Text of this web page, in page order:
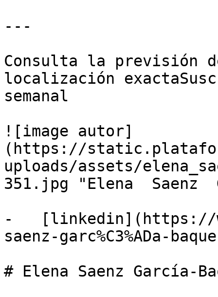
---
Consulta la previsión
localización
semanal
![image autor]
(https://
uploads/assets/
351.jpg "Elena  Saenz
-   [linkedin](https://
saenz-garc%C3%ADa-
# Elena Saenz García-